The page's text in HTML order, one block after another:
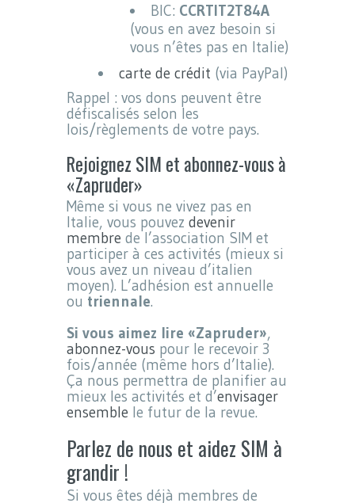
BIC: CCRTIT2T84A
(vous en avez besoin si
vous n’êtes pas en Italie)
carte de crédit (via PayPal)
Rappel : vos dons peuvent être
défiscalisés selon les
lois/règlements de votre pays.
Rejoignez SIM et abonnez-vous à
«Zapruder»
Même si vous ne vivez pas en
Italie, vous pouvez devenir
membre de l’association SIM et
participer à ces activités (mieux si
vous avez un niveau d’italien
moyen). L’adhésion est annuelle
ou triennale.
Si vous aimez lire «Zapruder»,
abonnez-vous pour le recevoir 3
fois/année (même hors d’Italie).
Ça nous permettra de planifier au
mieux les activités et d’envisager
ensemble le futur de la revue.
Parlez de nous et aidez SIM à
grandir !
Si vous êtes déjà membres de